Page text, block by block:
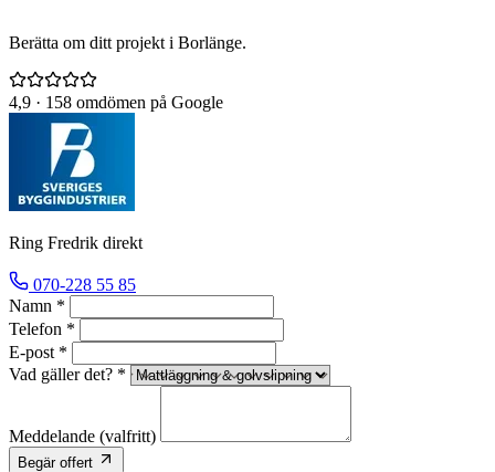
Berätta om ditt projekt i Borlänge.
4,9 · 158 omdömen på Google
Ring Fredrik direkt
070-228 55 85
Namn *
Telefon *
E-post *
Vad gäller det? *
Meddelande (valfritt)
Begär offert